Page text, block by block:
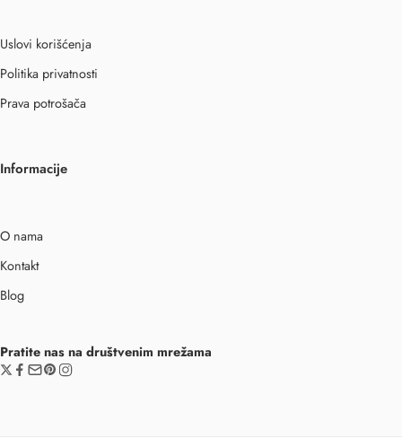
Uslovi korišćenja
Politika privatnosti
Prava potrošača
Informacije
O nama
Kontakt
Blog
Pratite nas na društvenim mrežama